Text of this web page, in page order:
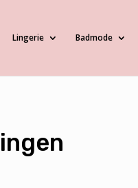
Lingerie Badmode